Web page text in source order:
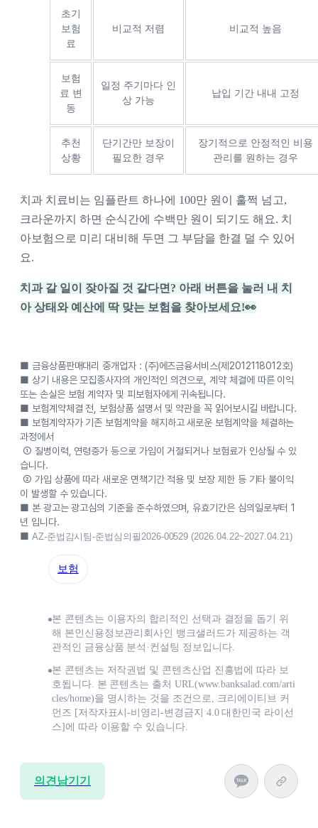
초기
보험
료
비교적 저렴 비교적 높음
보험
료 변
동
일정 주기마다 인
상 가능
납입 기간 내내 고정
추천
상황
단기간만 보장이
필요한 경우
장기적으로 안정적인 비용
관리를 원하는 경우
치과 치료비는 임플란트 하나에 100만 원이 훌쩍 넘고,
크라운까지 하면 순식간에 수백만 원이 되기도 해요. 치
아보험으로 미리 대비해 두면 그 부담을 한결 덜 수 있어
요.
치과 갈 일이 잦아질 것 같다면? 아래 버튼을 눌러 내 치
아 상태와 예산에 딱 맞는 보험을 찾아보세요!👀
■ 금융상품판매대리 중개업자 : (주)에즈금융서비스(제2012118012호)
■ 상기 내용은 모집종사자의 개인적인 의견으로, 계약 체결에 따른 이익
또는 손실은 보험 계약자 및 피보험자에게 귀속됩니다.
■ 보험계약체결 전, 보험상품 설명서 및 약관을 꼭 읽어보시길 바랍니다.
■ 보험계약자가 기존 보험계약을 해지하고 새로운 보험계약을 체결하는
과정에서
① 질병이력, 연령증가 등으로 가입이 거절되거나 보험료가 인상될 수 있
습니다.
② 가입 상품에 따라 새로운 면책기간 적용 및 보장 제한 등 기타 불이익
이 발생할 수 있습니다.
■ 본 광고는 광고심의 기준을 준수하였으며, 유효기간은 심의일로부터 1
년 입니다.
■ AZ-준법감시팀-준법심의필2026-00529 (2026.04.22~2027.04.21)
보험
본 콘텐츠는 이용자의 합리적인 선택과 결정을 돕기 위
해 본인신용정보관리회사인 뱅크샐러드가 제공하는 객
관적인 금융상품 분석·컨설팅 정보입니다.
본 콘텐츠는 저작권법 및 콘텐츠산업 진흥법에 따라 보
호됩니다. 본 콘텐츠는 출처 URL(www.banksalad.com/arti
cles/home)을 명시하는 것을 조건으로, 크리에이티브 커
먼즈 [저작자표시-비영리-변경금지 4.0 대한민국 라이선
스]에 따라 이용할 수 있습니다.
의견남기기